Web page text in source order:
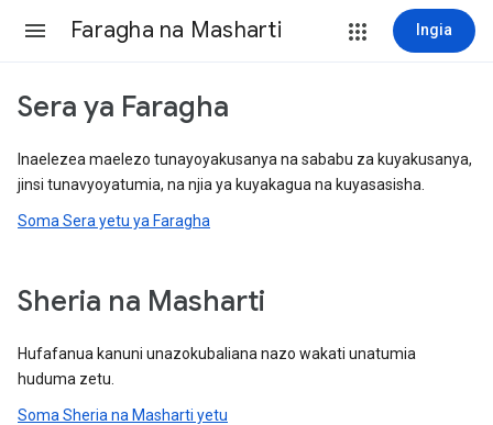
Faragha na Masharti Ingia
Sera ya Faragha
Inaelezea maelezo tunayoyakusanya na sababu za kuyakusanya,
jinsi tunavyoyatumia, na njia ya kuyakagua na kuyasasisha.
Soma Sera yetu ya Faragha
Sheria na Masharti
Hufafanua kanuni unazokubaliana nazo wakati unatumia
huduma zetu.
Soma Sheria na Masharti yetu